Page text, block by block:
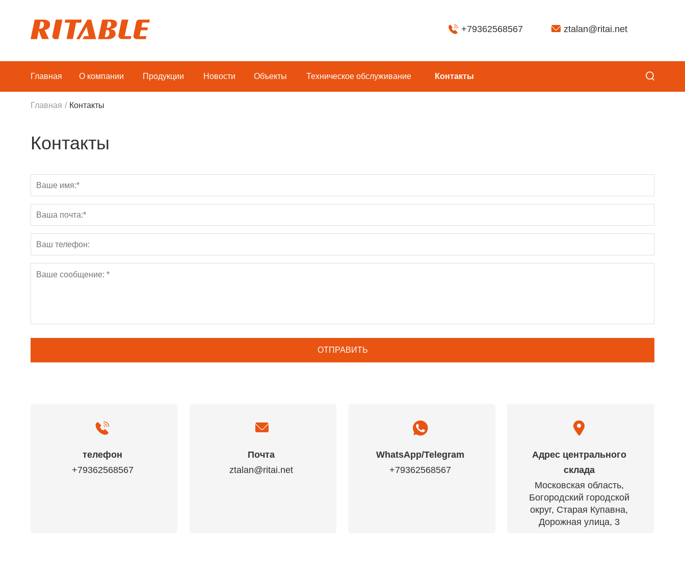
+79362568567 ztalan@ritai.net
Главная О компании Продукции Новости Объекты Техническoe обслуживание Контакты
Главная / Контакты
Контакты
телефон
+79362568567
Почта
ztalan@ritai.net
WhatsApp/Telegram
+79362568567
Адрес центрального
склада
Московская область,
Богородский городской
округ, Старая Купавна,
Дорожная улица, 3